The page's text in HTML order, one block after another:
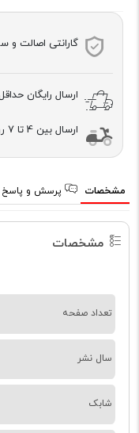
گارانتی اصالت و
ارسال رایگان
ارسال بین 4 تا 7 روز
مشخصات پرسش و پاسخ
مشخصات
تعداد صفحه
سال نشر
شابک